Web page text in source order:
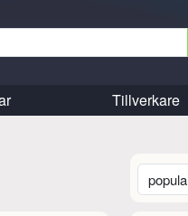
Tillverkare